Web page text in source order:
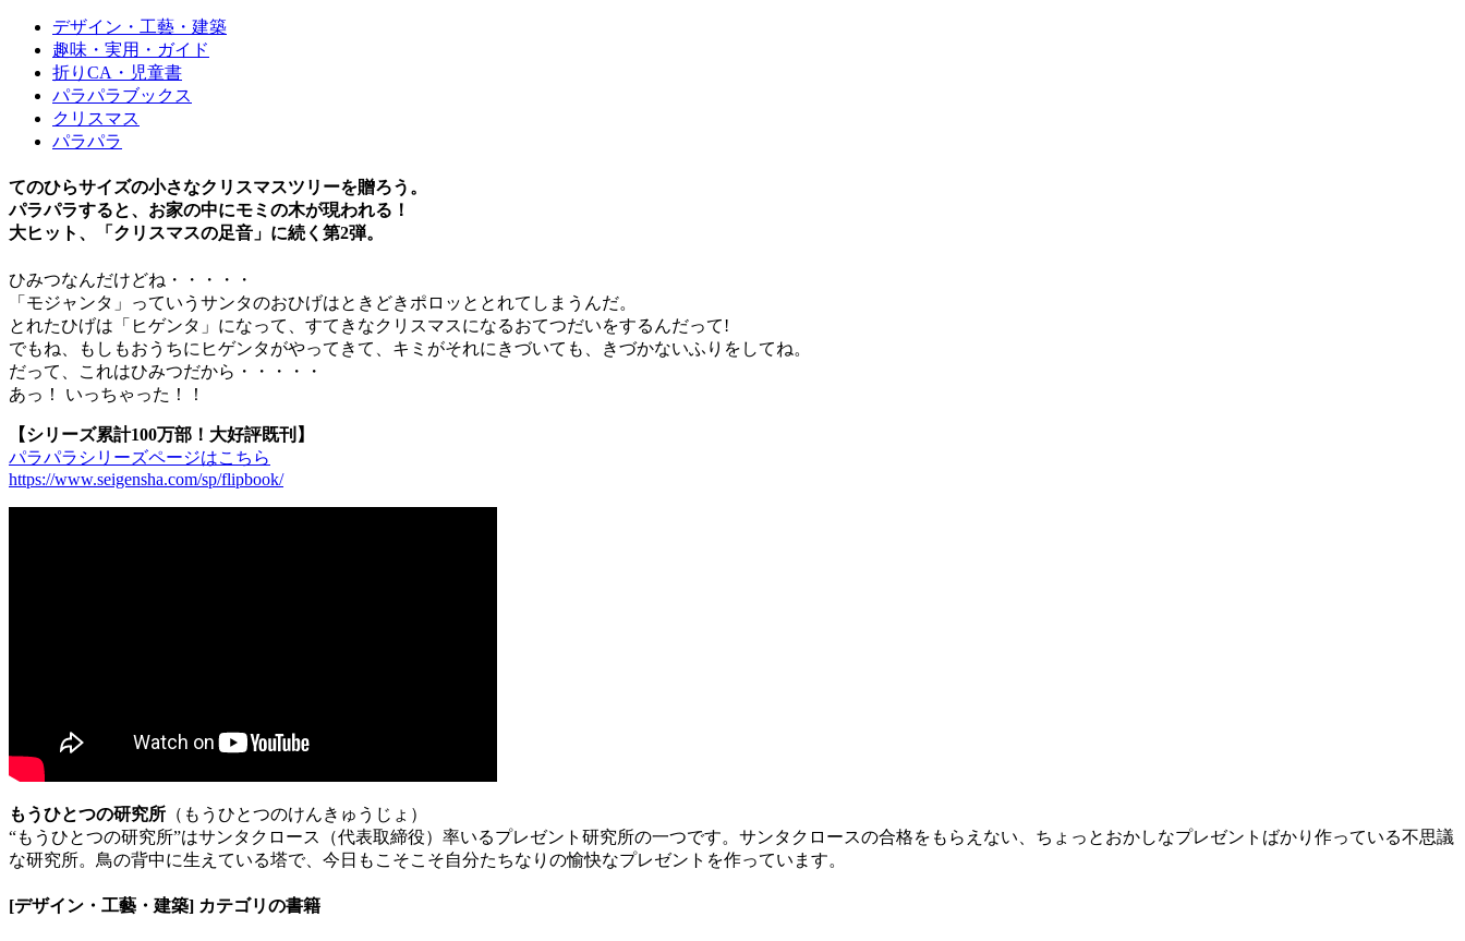
デザイン・工藝・建築
趣味・実用・ガイド
折りCA・児童書
パラパラブックス
クリスマス
パラパラ
てのひらサイズの小さなクリスマスツリーを贈ろう。
パラパラすると、お家の中にモミの木が現われる！
大ヒット、「クリスマスの足音」に続く第2弾。
ひみつなんだけどね・・・・・
「モジャンタ」っていうサンタのおひげはときどきポロッととれてしまうんだ。
とれたひげは「ヒゲンタ」になって、すてきなクリスマスになるおてつだいをするんだって!
でもね、もしもおうちにヒゲンタがやってきて、キミがそれにきづいても、きづかないふりをしてね。
だって、これはひみつだから・・・・・
あっ！ いっちゃった！！
【シリーズ累計100万部！大好評既刊】
パラパラシリーズページはこちら
https://www.seigensha.com/sp/flipbook/
もうひとつの研究所 （もうひとつのけんきゅうじょ）
“もうひとつの研究所”はサンタクロース（代表取締役）率いるプレゼント研究所の一つです。サンタクロースの合格をもらえない、ちょっとおかしなプレゼントばかり作っている不思議
な研究所。鳥の背中に生えている塔で、今日もこそこそ自分たちなりの愉快なプレゼントを作っています。
[デザイン・工藝・建築] カテゴリの書籍